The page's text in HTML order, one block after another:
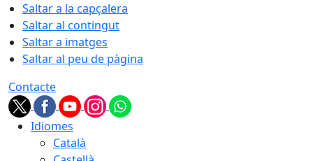
Saltar a la capçalera
Saltar al contingut
Saltar a imatges
Saltar al peu de pàgina
Contacte
Idiomes
Català